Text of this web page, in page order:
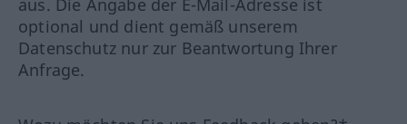
aus. Die Angabe der E-Mail-Adresse ist
optional und dient gemäß unserem
Datenschutz nur zur Beantwortung Ihrer
Anfrage.